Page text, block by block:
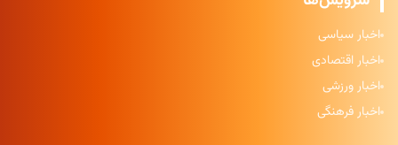
اخبار سیاسی
اخبار اقتصادی
اخبار ورزشی
اخبار فرهنگی